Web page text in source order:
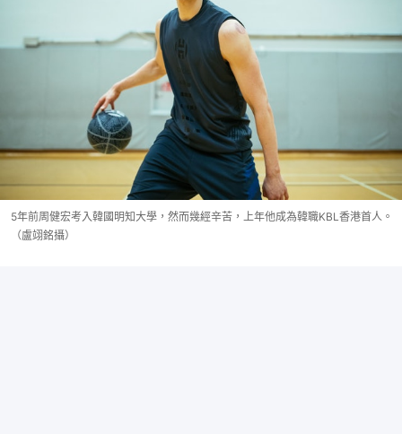
5年前周健宏考入韓國明知大學，然而幾經辛苦，上年他成為韓職KBL香港首人。
（盧翊銘攝）